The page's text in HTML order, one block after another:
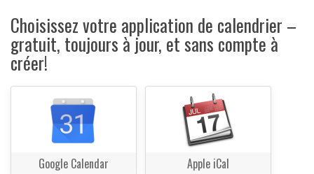
Choisissez votre application de calendrier –
gratuit, toujours à jour, et sans compte à
créer!
Google Calendar Apple iCal